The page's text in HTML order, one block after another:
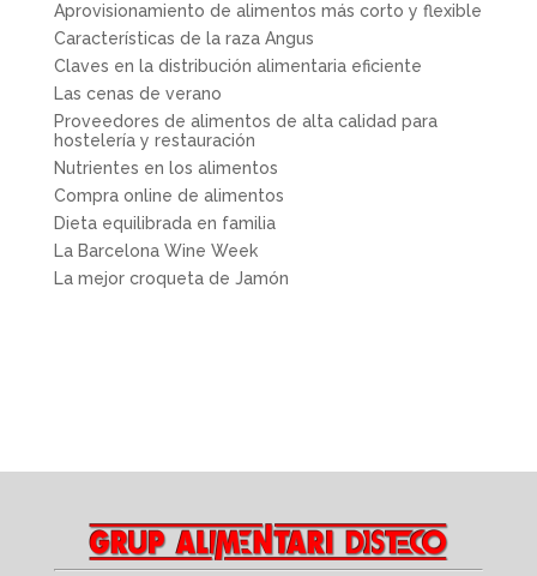
Aprovisionamiento de alimentos más corto y flexible
Características de la raza Angus
Claves en la distribución alimentaria eficiente
Las cenas de verano
Proveedores de alimentos de alta calidad para
hostelería y restauración
Nutrientes en los alimentos
Compra online de alimentos
Dieta equilibrada en familia
La Barcelona Wine Week
La mejor croqueta de Jamón